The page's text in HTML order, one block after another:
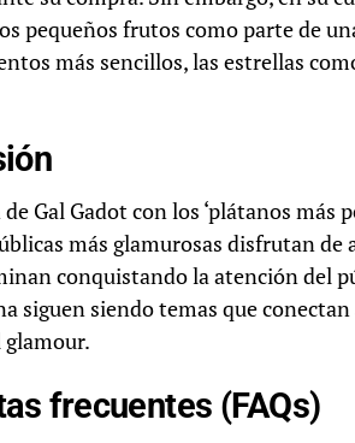
pequeños frutos como parte de
más sencillos, las estrellas
Gal Gadot con los ‘plátanos más
más glamurosas disfrutan
conquistando la atención del
siguen siendo temas que
glamour.
frecuentes (FAQs)